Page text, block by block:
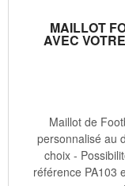
MAILLOT
AVEC
Maillot de
personnalisé au
choix -
référence PA103